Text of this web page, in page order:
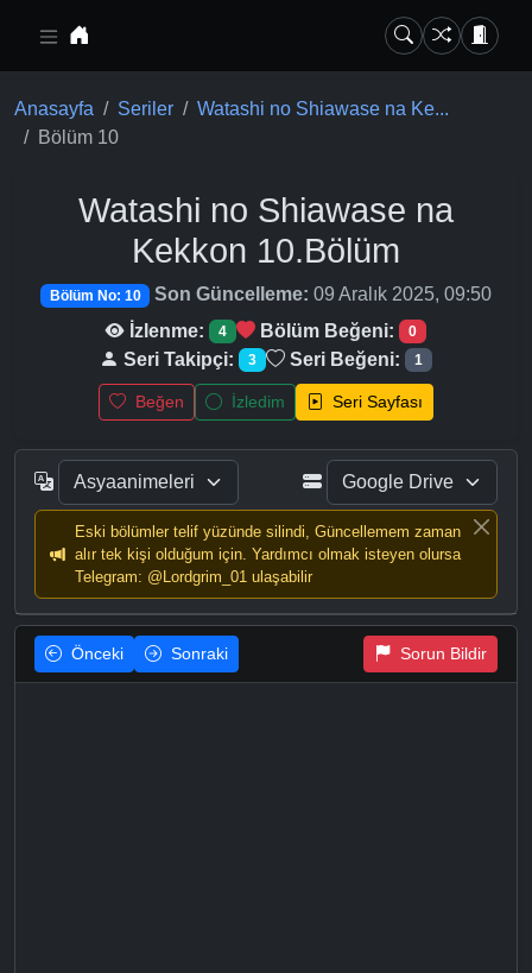
Anasayfa Seriler
Watashi no Shiawase na Ke...
Bölüm 10
Watashi no Shiawase na
Kekkon 10.Bölüm
Bölüm No: 10 Son Güncelleme: 09 Aralık 2025, 09:50
İzlenme:
4 Bölüm Beğeni: 0
Seri Takipçi: 3 Seri Beğeni: 1
Beğen İzledim Seri Sayfası
Eski bölümler telif yüzünde silindi, Güncellemem zaman
alır tek kişi olduğum için. Yardımcı olmak isteyen olursa
Telegram: @Lordgrim_01 ulaşabilir
Önceki Sonraki Sorun Bildir